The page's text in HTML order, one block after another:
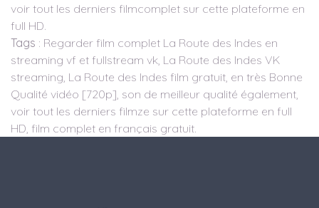
voir tout les derniers filmcomplet sur cette plateforme en
full HD.
Tags : Regarder film complet La Route des Indes en
streaming vf et fullstream vk, La Route des Indes VK
streaming, La Route des Indes film gratuit, en très Bonne
Qualité vidéo [720p], son de meilleur qualité également,
voir tout les derniers filmze sur cette plateforme en full
HD, film complet en français gratuit.